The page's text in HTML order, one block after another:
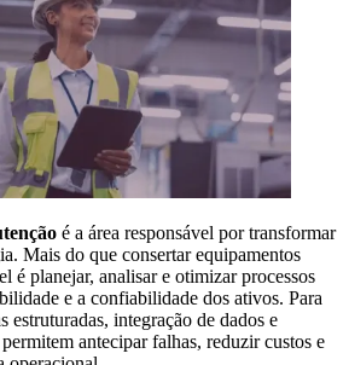
é a área responsável por transformar
Mais do que consertar equipamentos
é planejar, analisar e otimizar processos
e a confiabilidade dos ativos. Para
estruturadas, integração de dados e
antecipar falhas, reduzir custos e